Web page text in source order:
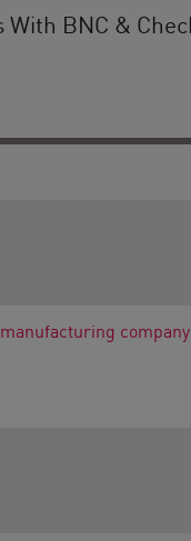
With BNC &